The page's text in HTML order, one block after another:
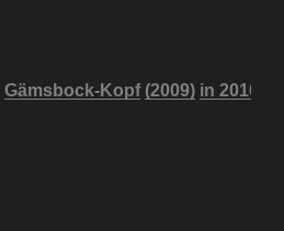
Gämsbock-Kopf (2009) in 2010